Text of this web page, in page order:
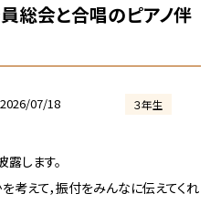
総会と合唱のピアノ伴
2026/07/18 ３年生
します。
考えて，振付をみんなに伝えてくれ